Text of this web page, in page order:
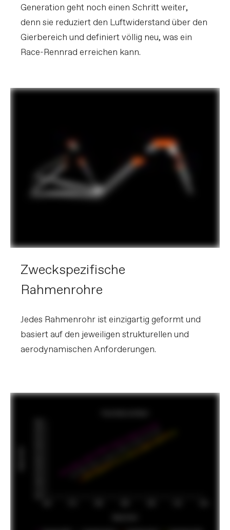
Generation geht noch einen Schritt weiter,
denn sie reduziert den Luftwiderstand über den
Gierbereich und definiert völlig neu, was ein
Race-Rennrad erreichen kann.
Zweckspezifische
Rahmenrohre
Jedes Rahmenrohr ist einzigartig geformt und
basiert auf den jeweiligen strukturellen und
aerodynamischen Anforderungen.